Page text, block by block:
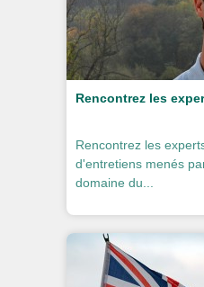
Rencontrez les
Rencontrez les
d'entretiens menés
domaine du...